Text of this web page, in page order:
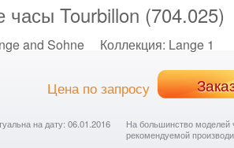
часы Tourbillon (704.025)
and Sohne Коллекция: Lange 1
Цена по запросу
на дату: 06.01.2016
На большинство моделей
рекомендуемой